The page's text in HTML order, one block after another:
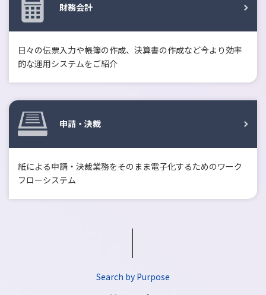
財務会計
日々の伝票入力や帳簿の作成、決算書の作成など今より効率
的な運用システムをご紹介
申請・決裁
紙による申請・決裁業務をそのまま電子化するためのワーク
フローシステム
Search by Purpose